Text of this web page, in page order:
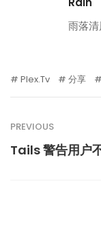
雨落
Plex.tv 分享
PREVIOUS
Tails 警告用户